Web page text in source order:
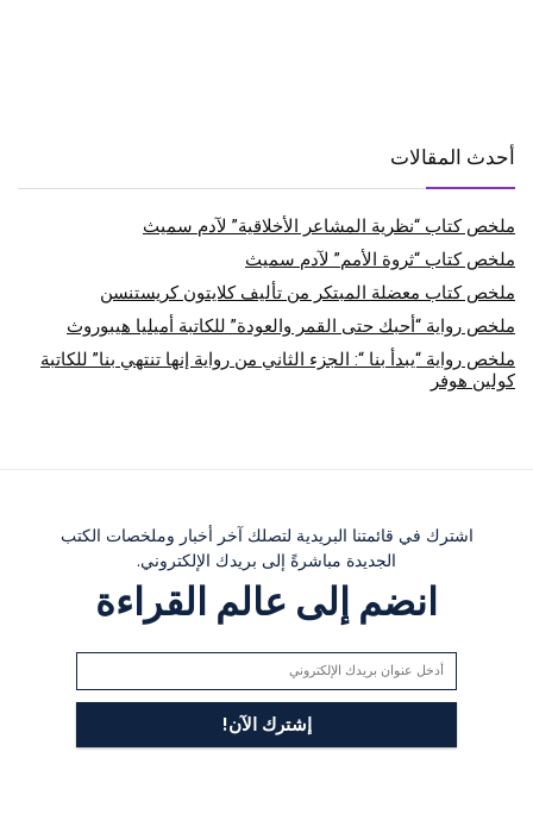
أحدث المقالات
ملخص كتاب “نظرية المشاعر الأخلاقية” لآدم سميث
ملخص كتاب “ثروة الأمم” لآدم سميث
ملخص كتاب معضلة المبتكر من تأليف كلايتون كريستنسن
ملخص رواية “أحبك حتى القمر والعودة” للكاتبة أميليا هيبوروث
ملخص رواية “يبدأ بنا “: الجزء الثاني من رواية إنها تنتهي بنا” للكاتبة
كولين هوفر
اشترك في قائمتنا البريدية لتصلك آخر أخبار وملخصات الكتب
الجديدة مباشرةً إلى بريدك الإلكتروني.
انضم إلى عالم القراءة